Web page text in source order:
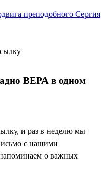
преподобного Сергия
ВЕРА в одном
и раз в неделю мы
с нашими
о важных